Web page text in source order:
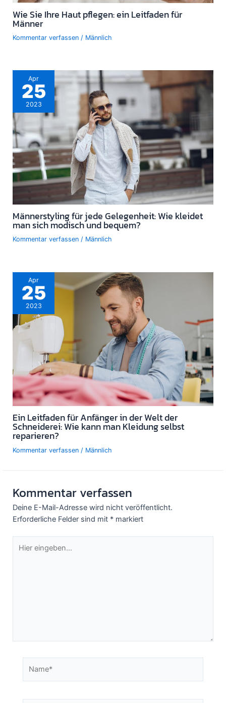
Wie Sie Ihre Haut pflegen: ein Leitfaden für
Männer
Kommentar verfassen / Männlich
Apr
25
2023
Männerstyling für jede Gelegenheit: Wie kleidet
man sich modisch und bequem?
Kommentar verfassen / Männlich
Apr
25
2023
Ein Leitfaden für Anfänger in der Welt der
Schneiderei: Wie kann man Kleidung selbst
reparieren?
Kommentar verfassen / Männlich
Kommentar verfassen
Deine E-Mail-Adresse wird nicht veröffentlicht.
Erforderliche Felder sind mit * markiert
eingeben…